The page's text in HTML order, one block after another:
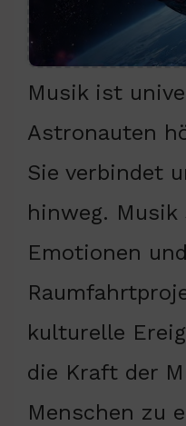
Musik ist
Astronauten
Sie verbindet
hinweg.
Emotionen
kulturelle
die Kraft der
Menschen zu